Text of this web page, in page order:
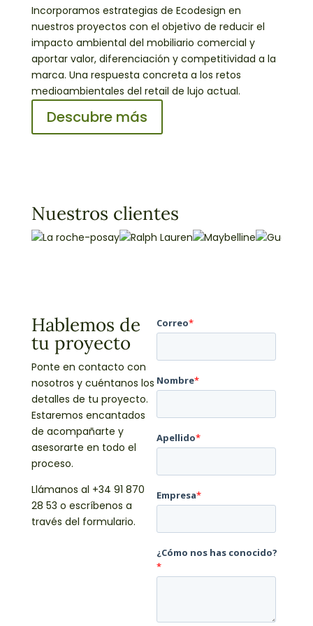
Incorporamos estrategias de Ecodesign en
nuestros proyectos con el objetivo de reducir el
impacto ambiental del mobiliario comercial y
aportar valor, diferenciación y competitividad a la
marca. Una respuesta concreta a los retos
medioambientales del retail de lujo actual.
Descubre más
Nuestros clientes
Hablemos de
tu proyecto
Ponte en contacto con
nosotros y cuéntanos los
detalles de tu proyecto.
Estaremos encantados
de acompañarte y
asesorarte en todo el
proceso.
Llámanos al +34 91 870
28 53 o escríbenos a
través del formulario.